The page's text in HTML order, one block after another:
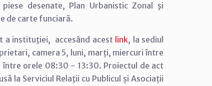
desenate, Plan Urbanistic Zonal şi
de carte funciară.
a instituţiei, accesând acest link, la sediul
camera 5, luni, marți, miercuri între
orele 08:30 - 13:30. Proiectul de act
la Serviciul Relaţii cu Publicul și Asociații